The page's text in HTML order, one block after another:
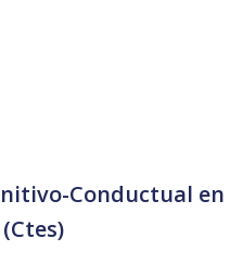
Conductual en